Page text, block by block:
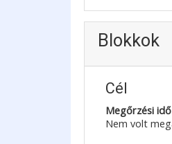
Blokkok
Cél
Megőrzési idő
Nem volt